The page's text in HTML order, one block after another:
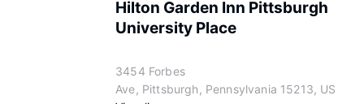
Hilton Garden Inn Pittsburgh
University Place
3454 Forbes
Ave, Pittsburgh, Pennsylvania 15213, US